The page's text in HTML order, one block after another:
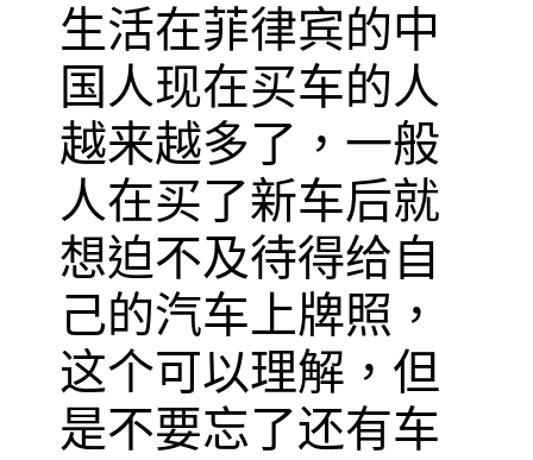
生活在菲律宾的中
国人现在买车的人
越来越多了，一般
人在买了新车后就
想迫不及待得给自
己的汽车上牌照，
这个可以理解，但
是不要忘了还有车